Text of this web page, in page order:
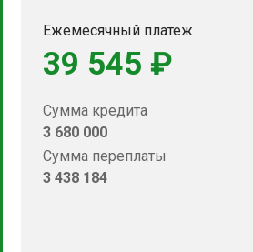
Ежемесячный платеж
39 545 ₽
Сумма кредита
3 680 000
Сумма переплаты
3 438 184